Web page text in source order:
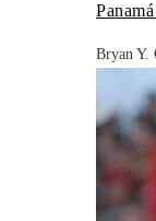
Bryan Y.